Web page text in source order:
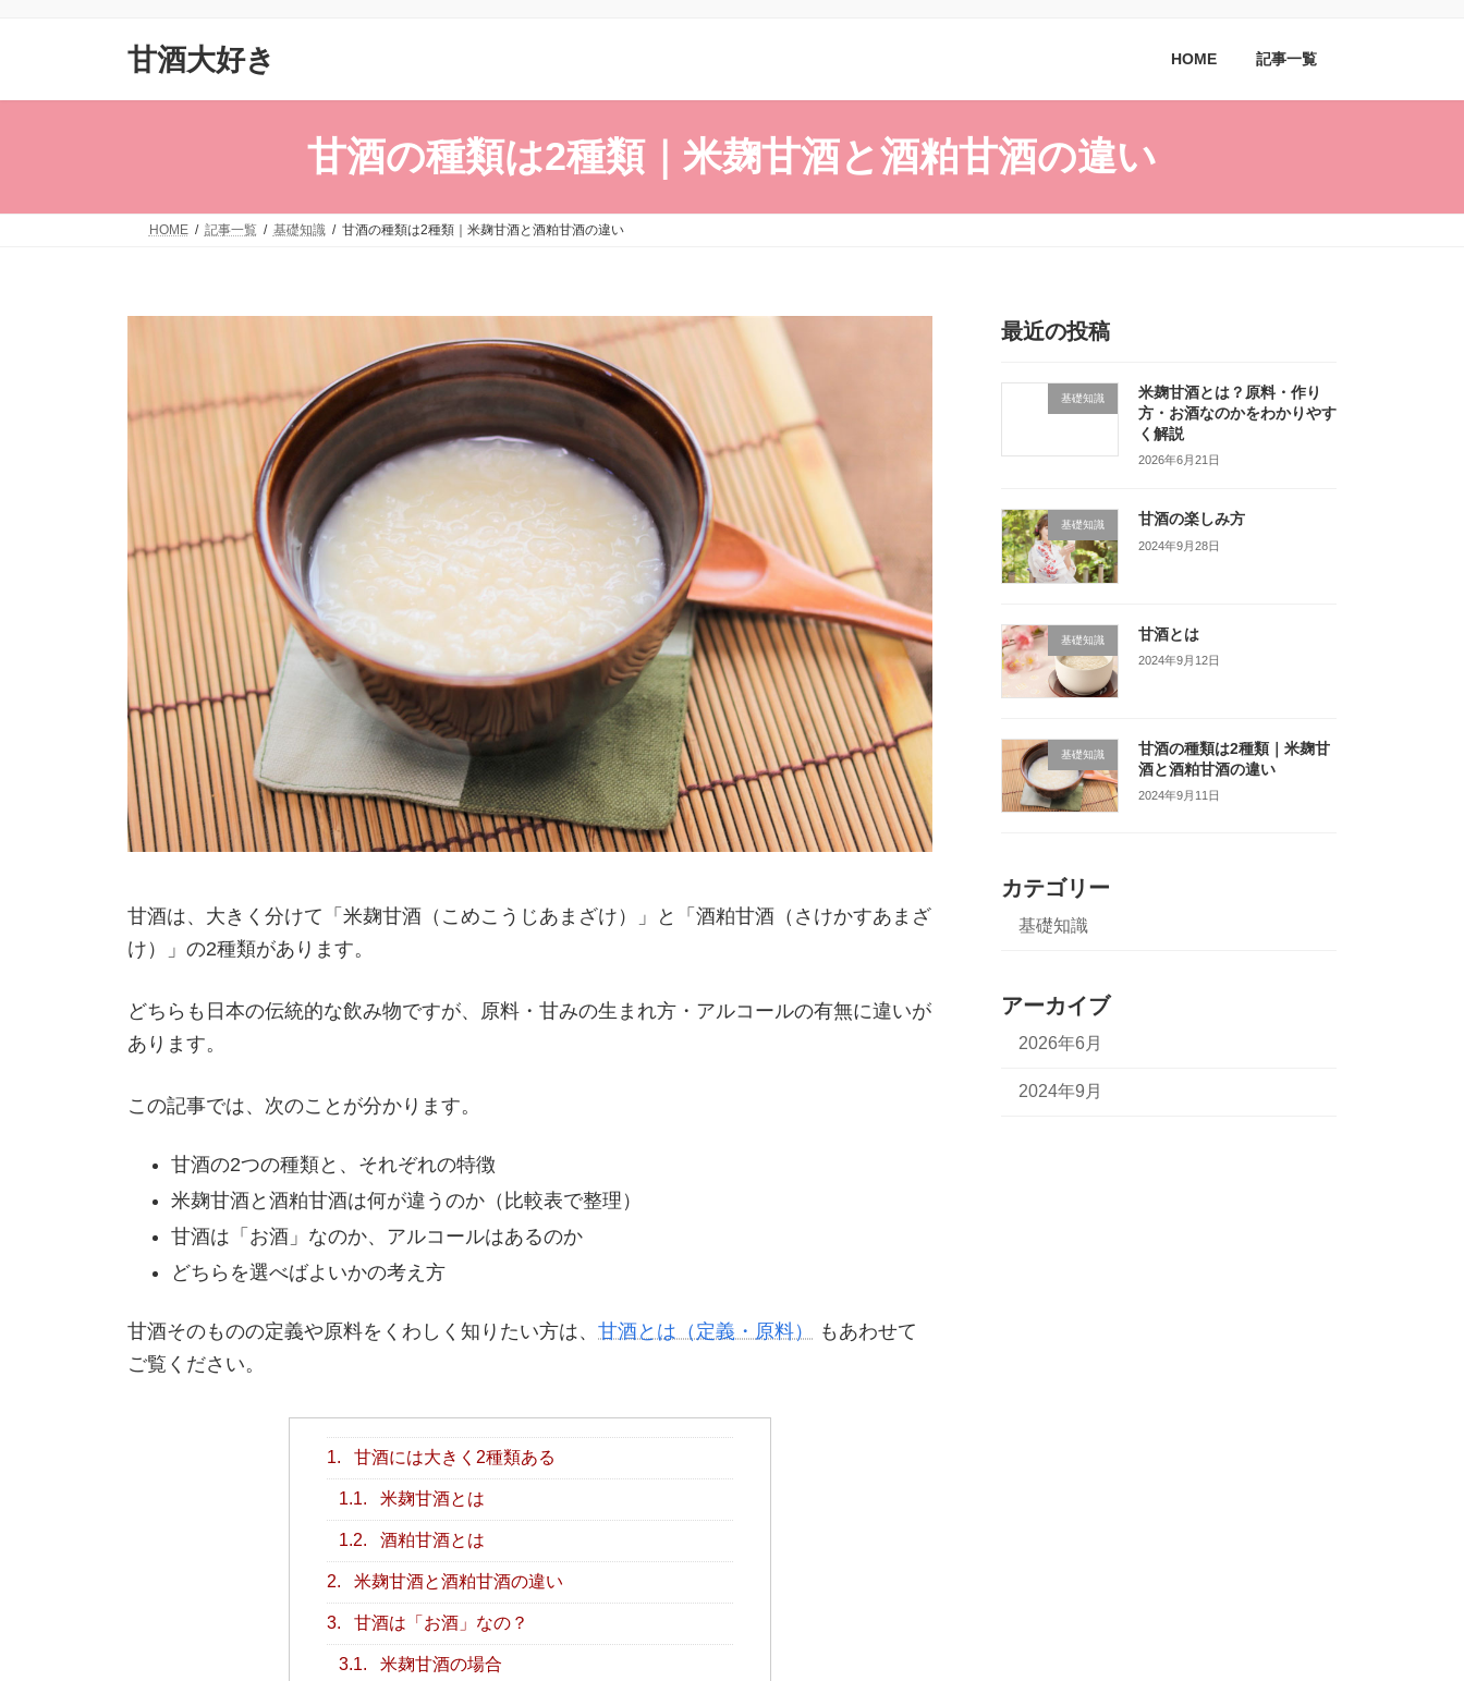
甘酒大好き HOME 記事一覧
甘酒の種類は2種類｜米麹甘酒と酒粕甘酒の違い
HOME 記事一覧 基礎知識 甘酒の種類は2種類｜米麹甘酒と酒粕甘酒の違い
甘酒は、大きく分けて「米麹甘酒（こめこうじあまざけ）」と「酒粕甘酒（さけかすあまざ
け）」の2種類があります。
どちらも日本の伝統的な飲み物ですが、原料・甘みの生まれ方・アルコールの有無に違いが
あります。
この記事では、次のことが分かります。
甘酒の2つの種類と、それぞれの特徴
米麹甘酒と酒粕甘酒は何が違うのか（比較表で整理）
甘酒は「お酒」なのか、アルコールはあるのか
どちらを選べばよいかの考え方
甘酒そのものの定義や原料をくわしく知りたい方は、 甘酒とは（定義・原料）
もあわせて
ご覧ください。
1. 甘酒には大きく2種類ある
1.1. 米麹甘酒とは
1.2. 酒粕甘酒とは
2. 米麹甘酒と酒粕甘酒の違い
3. 甘酒は「お酒」なの？
3.1. 米麹甘酒の場合
最近の投稿
基礎知識
米麹甘酒とは？原料・作り
方・お酒なのかをわかりやす
く解説
2026年6月21日
基礎知識 甘酒の楽しみ方
2024年9月28日
基礎知識 甘酒とは
2024年9月12日
基礎知識
甘酒の種類は2種類｜米麹甘
酒と酒粕甘酒の違い
2024年9月11日
カテゴリー
基礎知識
アーカイブ
2026年6月
2024年9月